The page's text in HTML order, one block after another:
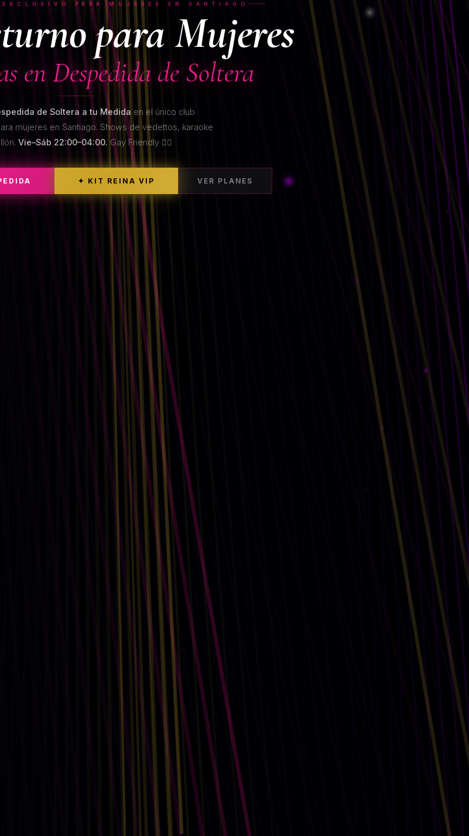
PARA MUJERES EN SANTIAGO
para Mujeres
en Despedida de Soltera
de Soltera a tu Medida en el único club
mujeres en Santiago. Shows de vedettos, karaoke
Vie–Sáb 22:00–04:00. Gay Friendly 🏳️‍🌈
✦ KIT REINA VIP VER PLANES